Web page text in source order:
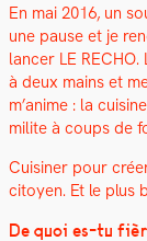
En mai 2016, un
une pause et je
lancer LE
à deux mains et
m’anime : la
milite à coups de
Cuisin­er pour
citoyen. Et le plus
De quoi es-tu